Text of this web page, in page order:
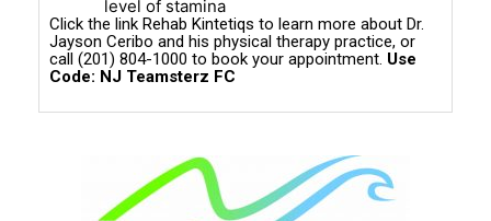
level of stamina
Click the link Rehab Kintetiqsto learn more about Dr.
Jayson Ceribo and his physical therapy practice, or
call (201) 804-1000 to book your appointment. Use
Code: NJ Teamsterz FC